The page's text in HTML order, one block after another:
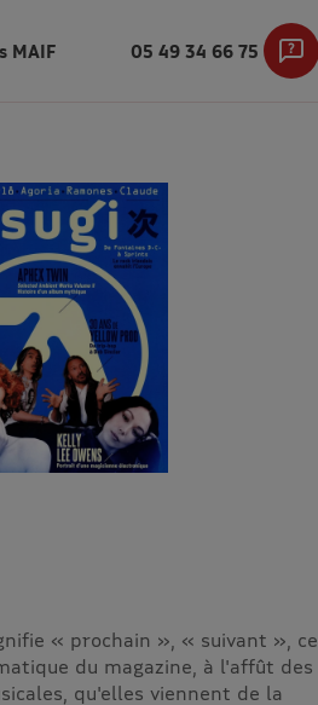
MAIF 05 49 34 66 75
« prochain », « suivant », ce
du magazine, à l'affût des
qu'elles viennent de la